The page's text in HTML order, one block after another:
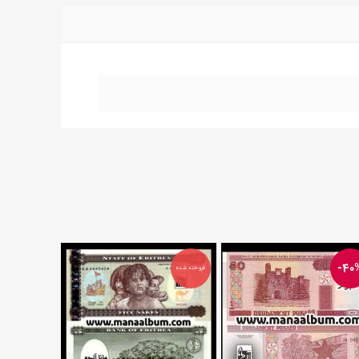
- فروخته شده